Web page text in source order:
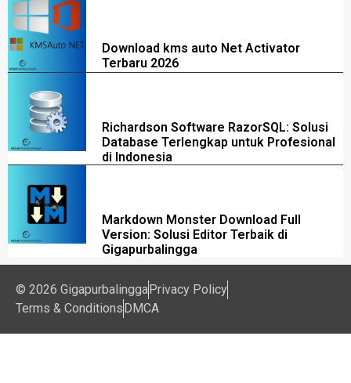
Download kms auto Net Activator
Terbaru 2026
Richardson Software RazorSQL: Solusi
Database Terlengkap untuk Profesional
di Indonesia
Markdown Monster Download Full
Version: Solusi Editor Terbaik di
Gigapurbalingga
© 2026 Gigapurbalingga Privacy Policy
Terms & Conditions DMCA